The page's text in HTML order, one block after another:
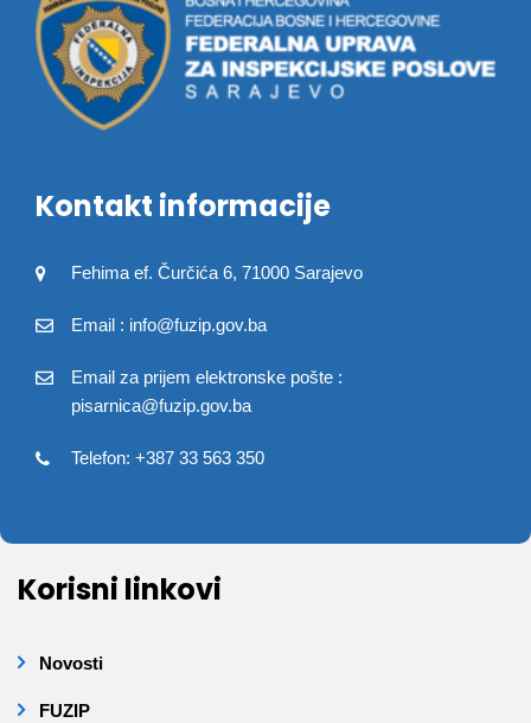
Kontakt informacije
Fehima ef. Čurčića 6, 71000 Sarajevo
Email : info@fuzip.gov.ba
Email za prijem elektronske pošte :
pisarnica@fuzip.gov.ba
Telefon: +387 33 563 350
Korisni linkovi
Novosti
FUZIP